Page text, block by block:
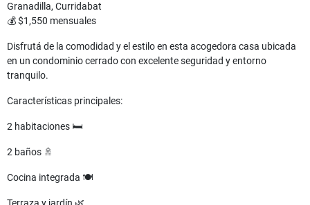
Granadilla, Curridabat
💰 $1,550 mensuales
Disfrutá de la comodidad y el estilo en esta acogedora casa ubicada
en un condominio cerrado con excelente seguridad y entorno
tranquilo.
Características principales:
2 habitaciones 🛏️
2 baños 🚿
Cocina integrada 🍽️